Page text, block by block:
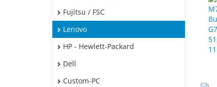
Fujitsu / FSC
Lenovo
HP - Hewlett-Packard
Dell
Custom-PC